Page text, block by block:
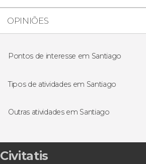
OPINIÕES
Pontos de interesse em Santiago
Catedral Metropolitana de
Valle Nevado
Tipos de atividades em Santiago
Visitas guiadas e free tours
Outras atividades em Santiago
Tour panorâmico por Farellones
Excursão a Valparaíso e Viña del
Civitatis